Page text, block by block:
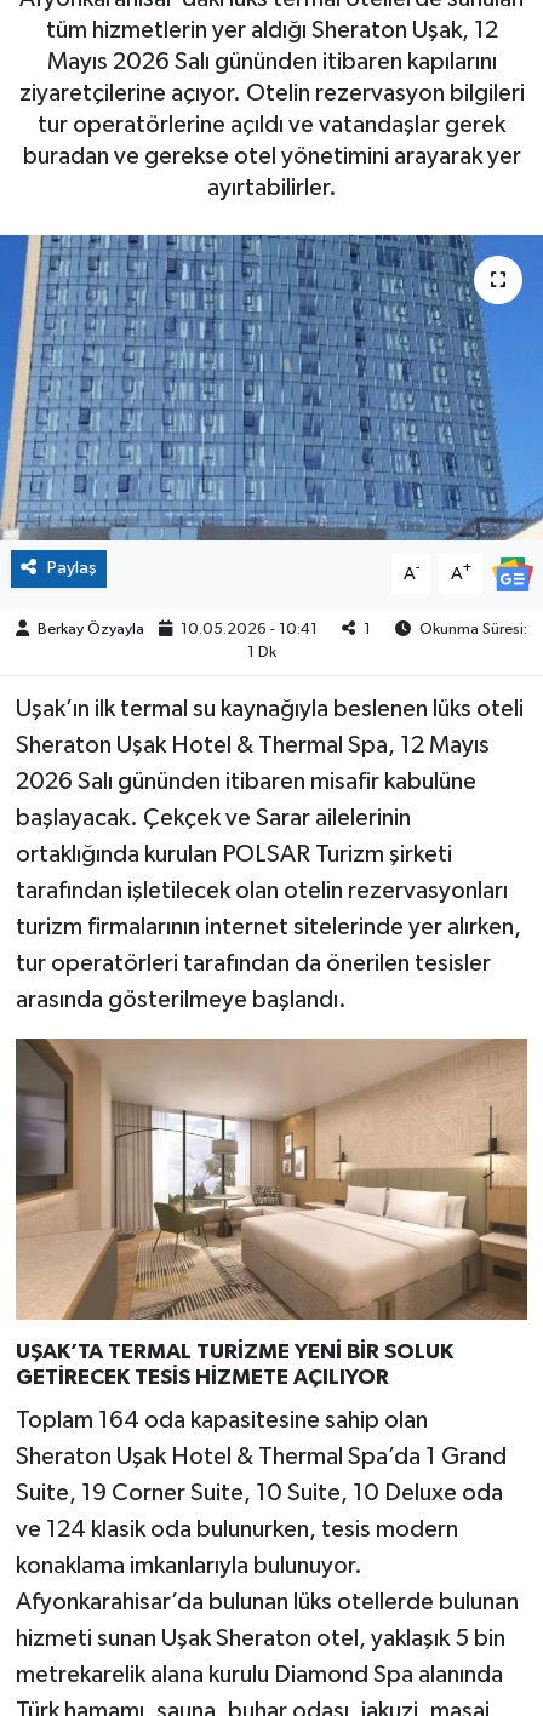
tüm hizmetlerin yer aldığı Sheraton Uşak, 12
Mayıs 2026 Salı gününden itibaren kapılarını
ziyaretçilerine açıyor. Otelin rezervasyon bilgileri
tur operatörlerine açıldı ve vatandaşlar gerek
buradan ve gerekse otel yönetimini arayarak yer
ayırtabilirler.
Paylaş A- A+
Berkay Özyayla 10.05.2026 - 10:41
Okunma Süresi:
1 Dk
Uşak’ın ilk termal su kaynağıyla beslenen lüks oteli
Sheraton Uşak Hotel & Thermal Spa, 12 Mayıs
2026 Salı gününden itibaren misafir kabulüne
başlayacak. Çekçek ve Sarar ailelerinin
ortaklığında kurulan POLSAR Turizm şirketi
tarafından işletilecek olan otelin rezervasyonları
turizm firmalarının internet sitelerinde yer alırken,
tur operatörleri tarafından da önerilen tesisler
arasında gösterilmeye başlandı.
UŞAK’TA TERMAL TURİZME YENİ BİR SOLUK
GETİRECEK TESİS HİZMETE AÇILIYOR
Toplam 164 oda kapasitesine sahip olan
Sheraton Uşak Hotel & Thermal Spa’da 1 Grand
Suite, 19 Corner Suite, 10 Suite, 10 Deluxe oda
ve 124 klasik oda bulunurken, tesis modern
konaklama imkanlarıyla bulunuyor.
Afyonkarahisar’da bulunan lüks otellerde bulunan
hizmeti sunan Uşak Sheraton otel, yaklaşık 5 bin
metrekarelik alana kurulu Diamond Spa alanında
Türk hamamı, sauna, buhar odası, jakuzi, masaj